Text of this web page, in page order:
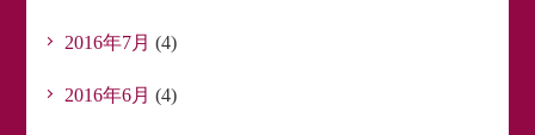
2016年7月 (4)
2016年6月 (4)